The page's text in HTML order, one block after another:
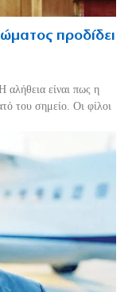
προδίδει
αλήθεια είναι πως η
του σημείο. Οι φίλοι